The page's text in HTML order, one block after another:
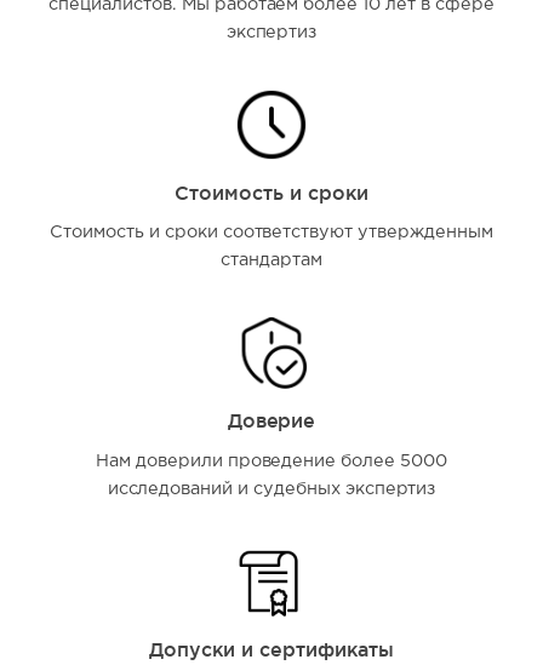
специалистов. Мы работаем более 10 лет в сфере
экспертиз
Стоимость и сроки
Стоимость и сроки соответствуют утвержденным
стандартам
Доверие
Нам доверили проведение более 5000
исследований и судебных экспертиз
Допуски и сертификаты